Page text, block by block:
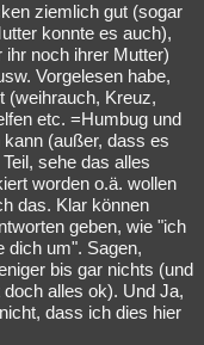
ziemlich gut (sogar
konnte es auch),
noch ihrer Mutter)
Vorgelesen habe,
(weihrauch, Kreuz,
etc. =Humbug und
(außer, dass es
sehe das alles
worden o.ä. wollen
das. Klar können
geben, wie "ich
dich um". Sagen,
bis gar nichts (und
alles ok). Und Ja,
dass ich dies hier